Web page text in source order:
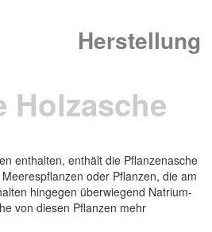
Herstellung
Holzasche
enthalten, enthält die Pflanzenasche
oder Pflanzen, die am
hingegen überwiegend Natrium-
von diesen Pflanzen mehr